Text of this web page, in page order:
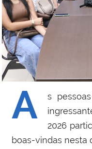
A
s
2026
boas-vindas nesta